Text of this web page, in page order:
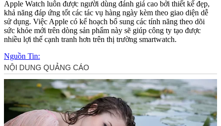
Apple Watch luôn được người dùng đánh giá cao bởi thiết kế đẹp,
khả năng đáp ứng tốt các tác vụ hàng ngày kèm theo giao diện dễ
sử dụng. Việc Apple có kế hoạch bổ sung các tính năng theo dõi
sức khỏe mới trên dòng sản phẩm này sẽ giúp công ty tạo được
nhiều lợi thế cạnh tranh hơn trên thị trường smartwatch.
Nguồn Tin: